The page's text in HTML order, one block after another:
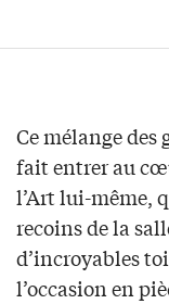
Ce mélange des
fait entrer au
l’Art lui-même,
recoins de la
d’incroyables
l’occasion en